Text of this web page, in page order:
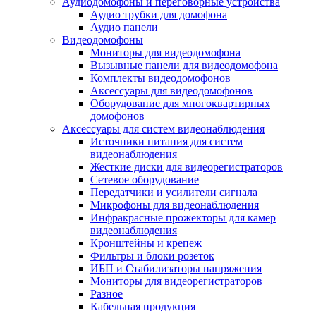
Аудио трубки для домофона
Аудио панели
Видеодомофоны
Мониторы для видеодомофона
Вызывные панели для видеодомофона
Комплекты видеодомофонов
Аксессуары для видеодомофонов
Оборудование для многоквартирных
домофонов
Аксессуары для систем видеонаблюдения
Источники питания для систем
видеонаблюдения
Жесткие диски для видеорегистраторов
Сетевое оборудование
Передатчики и усилители сигнала
Микрофоны для видеонаблюдения
Инфракрасные прожекторы для камер
видеонаблюдения
Кронштейны и крепеж
Фильтры и блоки розеток
ИБП и Стабилизаторы напряжения
Мониторы для видеорегистраторов
Разное
Кабельная продукция